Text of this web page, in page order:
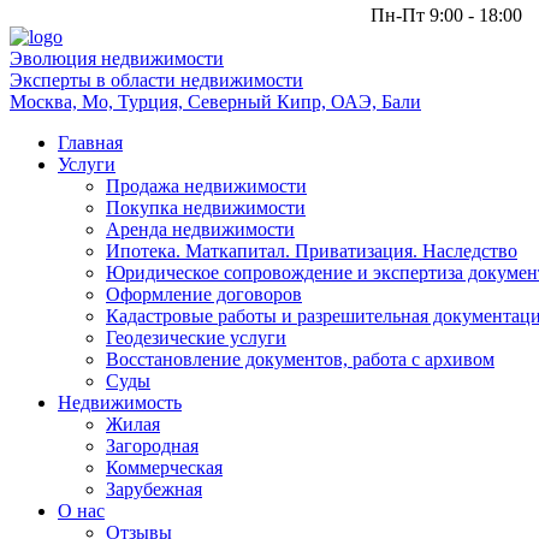
Пн-Пт 9:00 - 18:00
Эволюция недвижимости
Эксперты в области недвижимости
Москва, Мо, Турция, Северный Кипр, ОАЭ, Бали
Главная
Услуги
Продажа недвижимости
Покупка недвижимости
Аренда недвижимости
Ипотека. Маткапитал. Приватизация. Наследство
Юридическое сопровождение и экспертиза
Оформление договоров
Кадастровые работы и разрешительная
Геодезические услуги
Восстановление документов, работа с архивом
Суды
Недвижимость
Жилая
Загородная
Коммерческая
Зарубежная
О нас
Отзывы